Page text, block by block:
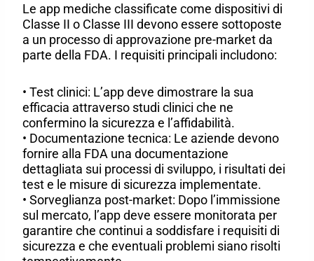
Le app mediche classificate come dispositivi di
Classe II o Classe III devono essere sottoposte
a un processo di approvazione pre-market da
parte della FDA. I requisiti principali includono:
• Test clinici: L’app deve dimostrare la sua
efficacia attraverso studi clinici che ne
confermino la sicurezza e l’affidabilità.
• Documentazione tecnica: Le aziende devono
fornire alla FDA una documentazione
dettagliata sui processi di sviluppo, i risultati dei
test e le misure di sicurezza implementate.
• Sorveglianza post-market: Dopo l’immissione
sul mercato, l’app deve essere monitorata per
garantire che continui a soddisfare i requisiti di
sicurezza e che eventuali problemi siano risolti